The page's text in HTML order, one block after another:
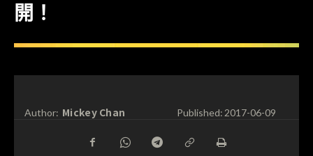
開！
Author: Mickey Chan Published:2017-06-09